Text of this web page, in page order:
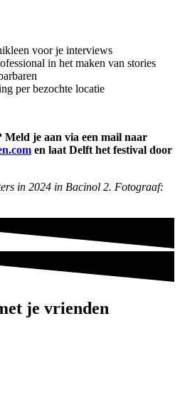
voor je interviews
in het maken van stories
per bezochte locatie
je aan via een mail naar
en laat Delft het festival door
in 2024 in Bacinol 2. Fotograaf:
je vrienden